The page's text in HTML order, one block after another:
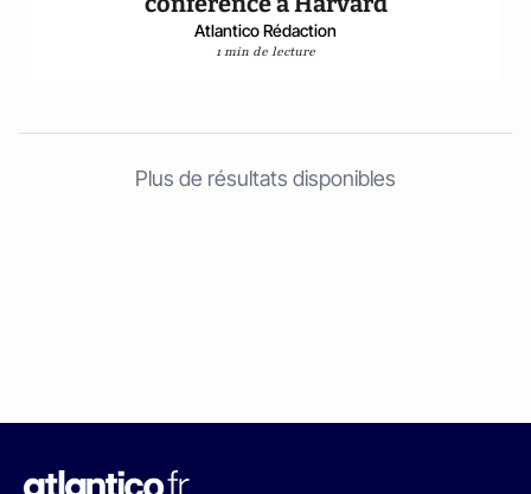
Atlantico Rédaction
1 min de lecture
Plus de résultats disponibles